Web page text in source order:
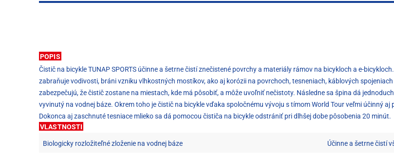
POPIS
Čistič na bicykle TUNAP SPORTS účinne a šetrne čistí znečistené povrchy a materiály rámov na bicykloch a e-
zabraňuje vodivosti, bráni vzniku vlhkostných mostíkov, ako aj korózii na povrchoch, tesneniach, káblových
zabezpečujú, že čistič zostane na miestach, kde má pôsobiť, a môže uvoľniť nečistoty. Následne sa špina dá
vyvinutý na vodnej báze. Okrem toho je čistič na bicykle vďaka spoločnému vývoju s tímom World Tour veľmi účinný
Dokonca aj zaschnuté tesniace mlieko sa dá pomocou čističa na bicykle odstrániť pri dlhšej dobe pôsobenia 20 minút.
VLASTNOSTI
Biologicky rozložiteľné zloženie na vodnej báze Účinne a šetrne čistí